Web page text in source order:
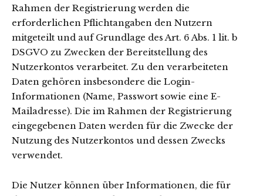
Rahmen der Registrierung werden die
erforderlichen Pflichtangaben den Nutzern
mitgeteilt und auf Grundlage des Art. 6 Abs. 1 lit. b
DSGVO zu Zwecken der Bereitstellung des
Nutzerkontos verarbeitet. Zu den verarbeiteten
Daten gehören insbesondere die Login-
Informationen (Name, Passwort sowie eine E-
Mailadresse). Die im Rahmen der Registrierung
eingegebenen Daten werden für die Zwecke der
Nutzung des Nutzerkontos und dessen Zwecks
verwendet.
Die Nutzer können über Informationen, die für